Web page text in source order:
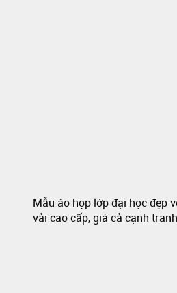
Mẫu áo họp lớp đại học đẹp
vải cao cấp, giá cả cạnh tranh